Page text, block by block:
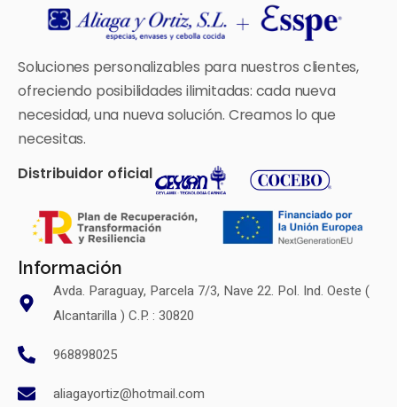
Soluciones personalizables para nuestros clientes,
ofreciendo posibilidades ilimitadas: cada nueva
necesidad, una nueva solución. Creamos lo que
necesitas.
Distribuidor oficial
Información
Avda. Paraguay, Parcela 7/3, Nave 22. Pol. Ind. Oeste (
Alcantarilla ) C.P. : 30820
968898025
aliagayortiz@hotmail.com